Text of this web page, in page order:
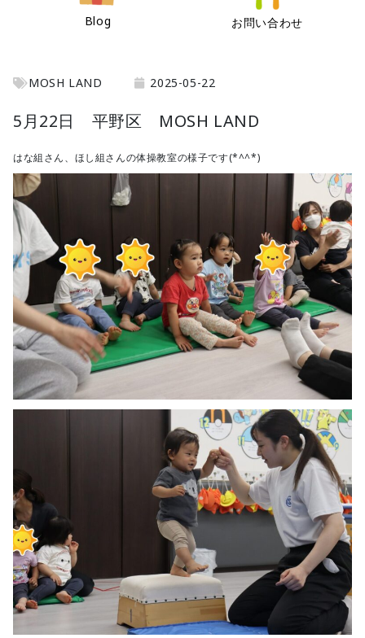
Blog お問い合わせ
MOSH LAND 2025-05-22
5月22日 平野区 MOSH LAND
はな組さん、ほし組さんの体操教室の様子です(*^^*)